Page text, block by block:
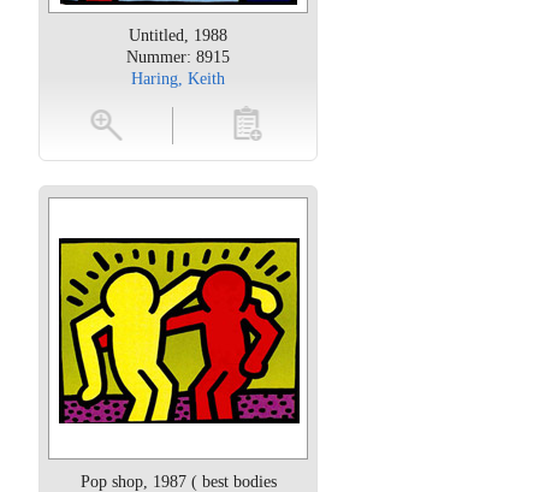
Untitled, 1988
Nummer: 8915
Haring, Keith
toevoegen
Pop shop, 1987 ( best bodies